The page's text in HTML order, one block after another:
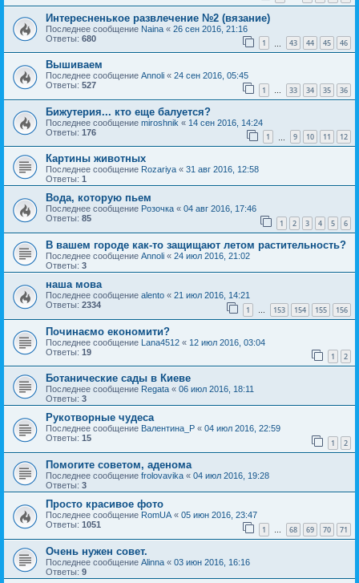
Интересненькое развлечение №2 (вязание)
Последнее сообщение Naina « 26 сен 2016, 21:16
Ответы: 680 1 43 44 45 46
Вышиваем
Последнее сообщение Annoli « 24 сен 2016, 05:45
Ответы: 527 1 … 33 34 35 36
Бижутерия... кто еще балуется?
Последнее сообщение miroshnik « 14 сен 2016, 14:24
Ответы: 176 1 9 10 11 12
Картины животных
Последнее сообщение Rozariya « 31 авг 2016, 12:58
Ответы: 1
Вода, которую пьем
Последнее сообщение Розочка « 04 авг 2016, 17:46
Ответы: 85 1 2 3 4 5 6
В вашем городе как-то защищают летом растительность?
Последнее сообщение Annoli « 24 июл 2016, 21:02
Ответы: 3
наша мова
Последнее сообщение alento « 21 июл 2016, 14:21
Ответы: 2334 1 … 153 154 155 156
Починаємо економити?
Последнее сообщение Lana4512 « 12 июл 2016, 03:04
Ответы: 19 1 2
Ботанические сады в Киеве
Последнее сообщение Regata « 06 июл 2016, 18:11
Ответы: 3
Рукотворные чудеса
Последнее сообщение Валентина_Р « 04 июл 2016, 22:59
Ответы: 15 1 2
Помогите советом, аденома
Последнее сообщение frolovavika « 04 июл 2016, 19:28
Ответы: 3
Просто красивое фото
Последнее сообщение RomUA « 05 июн 2016, 23:47
Ответы: 1051 1 … 68 69 70 71
Очень нужен совет.
Последнее сообщение Alinna « 03 июн 2016, 16:16
Ответы: 9